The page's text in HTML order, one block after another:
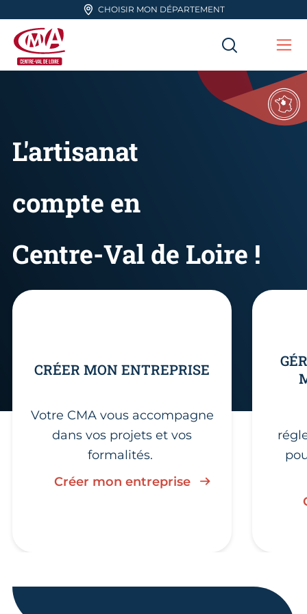
Aller en haut de pageCHOISIR MON DÉPARTEMENT
L'artisanat
compte en
Centre-Val de Loire !
CRÉER MON ENTREPRISE
Votre CMA vous accompagne
dans vos projets et vos
formalités.
Créer mon entreprise